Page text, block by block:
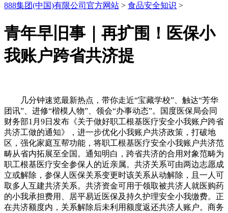
888集团(中国)有限公司官方网站 > 食品安全知识 >
青年早旧事｜再扩围！医保小
我账户跨省共济提
几分钟速览最新热点，带你走近“宝藏学校”、触达“芳华
团讯”、进修“楷模人物”、领会“办事动态”。国度医保局会同
财务部1月9日发布《关于做好职工根基医疗安全小我账户跨省
共济工做的通知》，进一步优化小我账户共济政策，打破地
区，强化家庭互帮功能，将职工根基医疗安全小我账户共济范
畴从省内拓展至全国。通知明白，跨省共济的合用对象范畴为
职工根基医疗安全参保人的近亲属。共济关系可由两边志愿成
立或解除，参保人医保关系变更时该关系从动解除，且一人可
取多人互建共济关系。共济资金可用于领取被共济人就医购药
的小我承担费用、居平易近医保及持久护理安全小我缴费。正
在共济额度内，关系解除后未利用额度返还共济人账户。商务